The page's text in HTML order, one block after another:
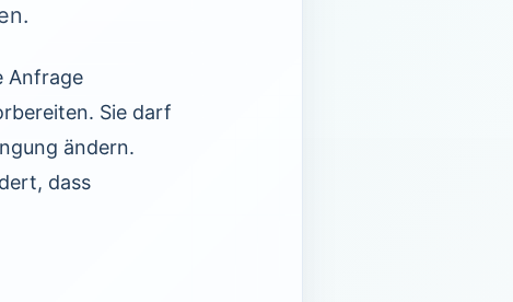
Anfrage
Sie darf
ändern.
dass